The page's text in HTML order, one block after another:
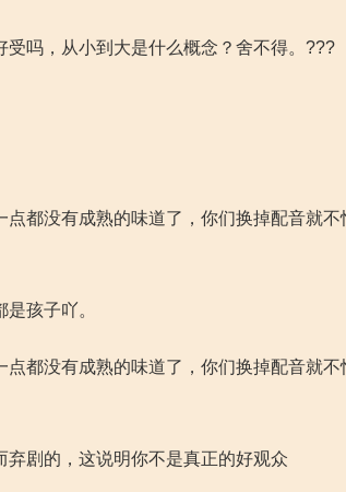
吗，从小到大是什么概念？舍不得。???
都没有成熟的味道了，你们换掉配音就
孩子吖。
都没有成熟的味道了，你们换掉配音就
剧的，这说明你不是真正的好观众